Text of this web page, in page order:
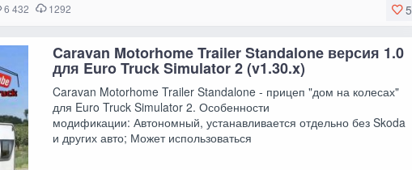
5
6 432 1292
Caravan Motorhome Trailer Standalone версия 1.0
для Euro Truck Simulator 2 (v1.30.x)
Caravan Motorhome Trailer Standalone - прицеп "дом на колесах"
для Euro Truck Simulator 2. Особенности
модификации: Автономный, устанавливается отдельно без Skoda
и других авто; Может использоваться